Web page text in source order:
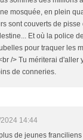
mosquée, en plein
sont couverts de pisse
Et où la police
pour traquer les
/> Tu mériterai d'aller
de conneries.
14:44
de jeunes